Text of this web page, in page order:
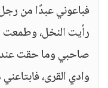
فباعوني عبدًا من رجل
رأيت النخل، وطمعت
صاحبي وما حقت
وادي القرى،